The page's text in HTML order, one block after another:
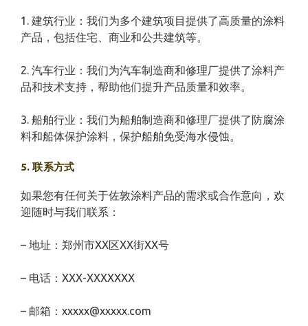
1. 建筑行业：我们为多个建筑项目提供了高质量的涂料
产品，包括住宅、商业和公共建筑等。
2. 汽车行业：我们为汽车制造商和修理厂提供了涂料产
品和技术支持，帮助他们提升产品质量和效率。
3. 船舶行业：我们为船舶制造商和修理厂提供了防腐涂
料和船体保护涂料，保护船舶免受海水侵蚀。
5. 联系方式
如果您有任何关于佐敦涂料产品的需求或合作意向，欢
迎随时与我们联系：
– 地址：郑州市XX区XX街XX号
– 电话：XXX-XXXXXXX
– 邮箱：xxxxx@xxxxx.com